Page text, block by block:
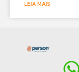
LEIA MAIS